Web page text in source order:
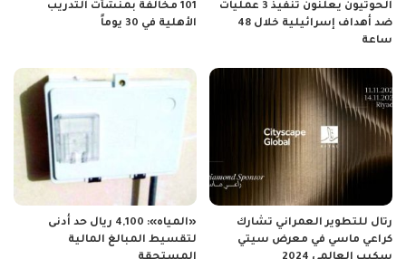
الحوثيون يعلنون تنفيذ 3 عمليات
ضد أهداف إسرائيلية خلال 48
ساعة
101 مخالفة بمنشآت التدريب
الأهلية في 30 يوماً
رتال للتطوير العمراني تشارك
كراعي ماسي في معرض سيتي
«المياه»: 4,100 ريال حد أدنى
لتقسيط المبالغ المالية